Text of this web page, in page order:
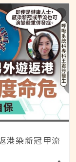
港染新冠甲流